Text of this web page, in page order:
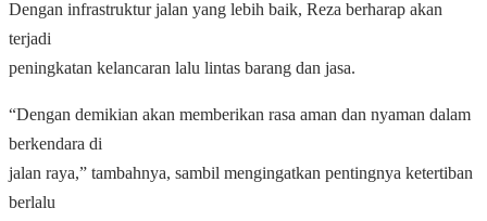
Dengan infrastruktur jalan yang lebih baik, Reza berharap akan
terjadi
peningkatan kelancaran lalu lintas barang dan jasa.
“Dengan demikian akan memberikan rasa aman dan nyaman dalam
berkendara di
jalan raya,” tambahnya, sambil mengingatkan pentingnya ketertiban
berlalu